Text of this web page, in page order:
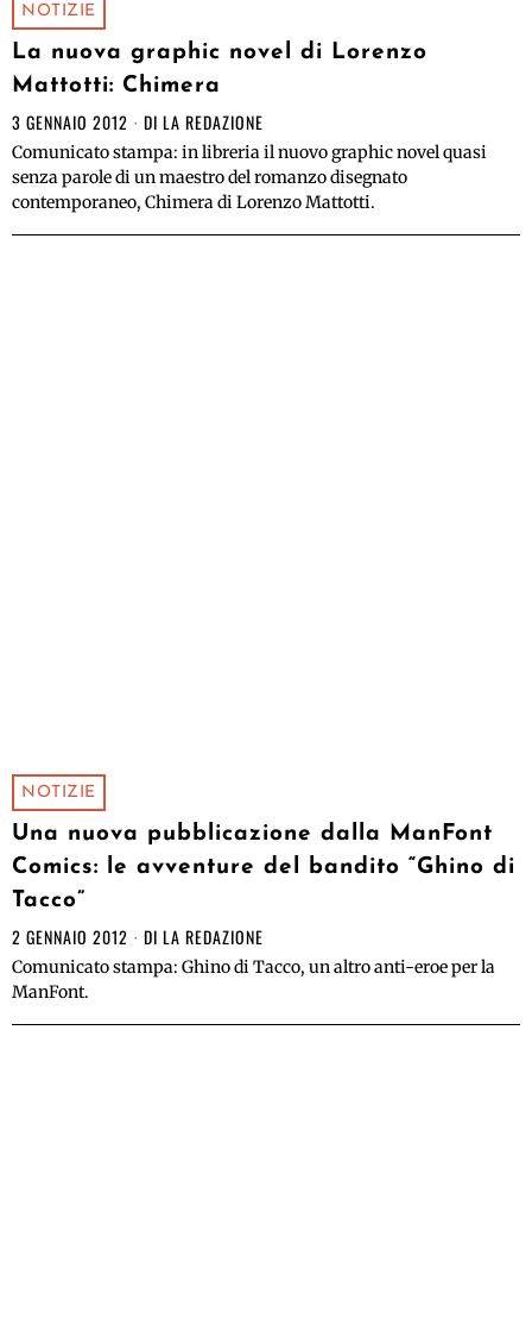
NOTIZIE
La nuova graphic novel di Lorenzo
Mattotti: Chimera
3 GENNAIO 2012 DI LA REDAZIONE
Comunicato stampa: in libreria il nuovo graphic novel quasi
senza parole di un maestro del romanzo disegnato
contemporaneo, Chimera di Lorenzo Mattotti.
NOTIZIE
Una nuova pubblicazione dalla ManFont
Comics: le avventure del bandito “Ghino di
Tacco”
2 GENNAIO 2012 DI LA REDAZIONE
Comunicato stampa: Ghino di Tacco, un altro anti-eroe per la
ManFont.